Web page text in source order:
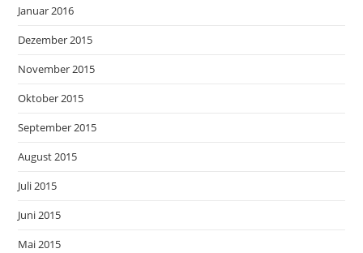
Januar 2016
Dezember 2015
November 2015
Oktober 2015
September 2015
August 2015
Juli 2015
Juni 2015
Mai 2015